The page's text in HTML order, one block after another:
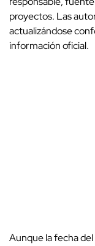
proyectos. Las
actualizándose
información oficial.
Aunque la fecha